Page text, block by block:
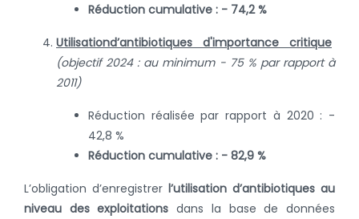
Réduction cumulative : - 74,2 %
Utilisationd’antibiotiques d'importance critique
(objectif 2024 : au minimum - 75 % par rapport à
2011)
Réduction réalisée par rapport à 2020 : -
42,8 %
Réduction cumulative : - 82,9 %
L’obligation d’enregistrer l’utilisation d’antibiotiques au
niveau des exploitations dans la base de données